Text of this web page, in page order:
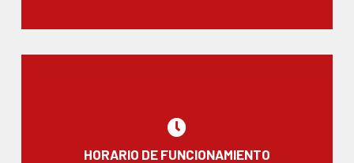
HORARIO DE FUNCIONAMIENTO